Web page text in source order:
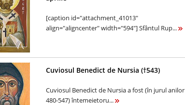
[caption id="attachment_41013"
align="aligncenter" width="594"] Sfântul Rup...
Cuviosul Benedict de Nursia (†543)
Cuviosul Benedict de Nursia a fost (în jurul anilor
480-547) întemeietoru...